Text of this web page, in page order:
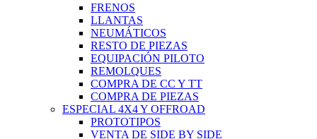
FRENOS
LLANTAS
NEUMÁTICOS
RESTO DE PIEZAS
EQUIPACIÓN PILOTO
REMOLQUES
COMPRA DE CC Y TT
COMPRA DE PIEZAS
ESPECIAL 4X4 Y OFFROAD
PROTOTIPOS
VENTA DE SIDE BY SIDE